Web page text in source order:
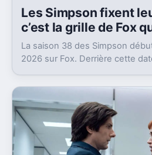
Les Simpson fixent
c’est la grille de Fox
La saison 38 des Simpson
2026 sur Fox. Derrière cette